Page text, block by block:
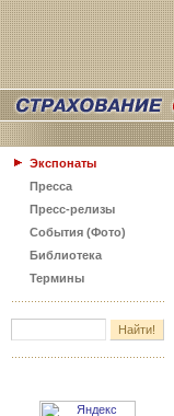
Экспонаты
Пресса
Пресс-релизы
События (Фото)
Библиотека
Термины